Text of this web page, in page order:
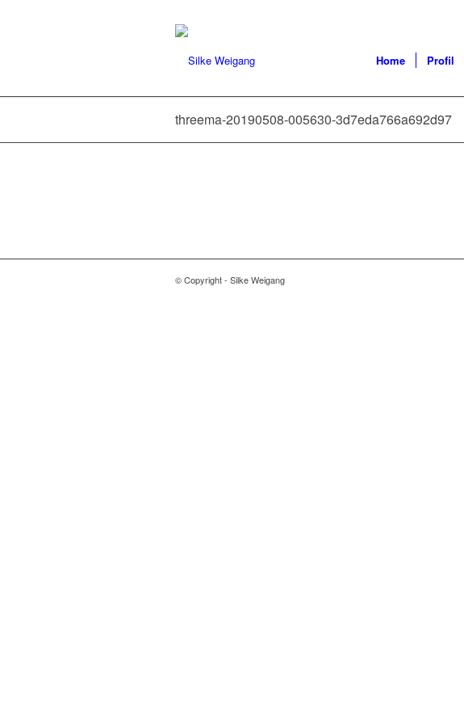
Home Profil
threema-20190508-005630-3d7eda766a692d97
© Copyright - Silke Weigang